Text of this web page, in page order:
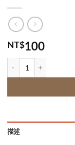
NT$100
描述